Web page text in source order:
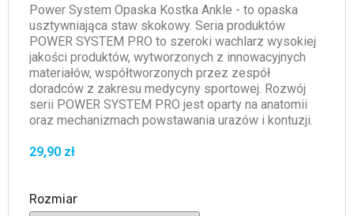
Power System Opaska Kostka Ankle - to opaska
usztywniająca staw skokowy. Seria produktów
POWER SYSTEM PRO to szeroki wachlarz wysokiej
jakości produktów, wytworzonych z innowacyjnych
materiałów, współtworzonych przez zespół
doradców z zakresu medycyny sportowej. Rozwój
serii POWER SYSTEM PRO jest oparty na anatomii
oraz mechanizmach powstawania urazów i kontuzji.
29,90 zł
Rozmiar